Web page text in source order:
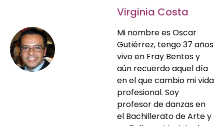
Virginia Costa
Mi nombre es Oscar
Gutiérrez, tengo 37 años
vivo en Fray Bentos y
aún recuerdo aquel día
en el que cambio mi vida
profesional. Soy
profesor de danzas en
el Bachillerato de Arte y